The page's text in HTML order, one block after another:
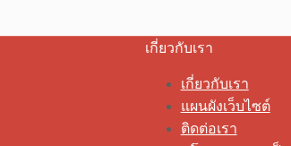
เกี่ยวกับเรา
เกี่ยวกับเรา
แผนผังเว็บไซต์
ติดต่อเรา